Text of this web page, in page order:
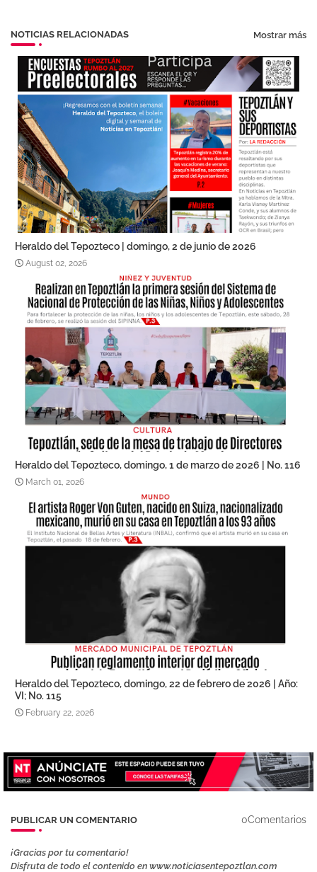
NOTICIAS RELACIONADAS Mostrar más
Heraldo del Tepozteco | domingo, 2 de junio de 2026
August 02, 2026
Heraldo del Tepozteco, domingo, 1 de marzo de 2026 | No. 116
March 01, 2026
Heraldo del Tepozteco, domingo, 22 de febrero de 2026 | Año:
VI; No. 115
February 22, 2026
PUBLICAR UN COMENTARIO 0Comentarios
¡Gracias por tu comentario!
Disfruta de todo el contenido en www.noticiasentepoztlan.com